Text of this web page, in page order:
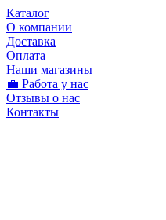
Каталог
О компании
Доставка
Оплата
Наши магазины
💼 Работа у нас
Отзывы о нас
Контакты